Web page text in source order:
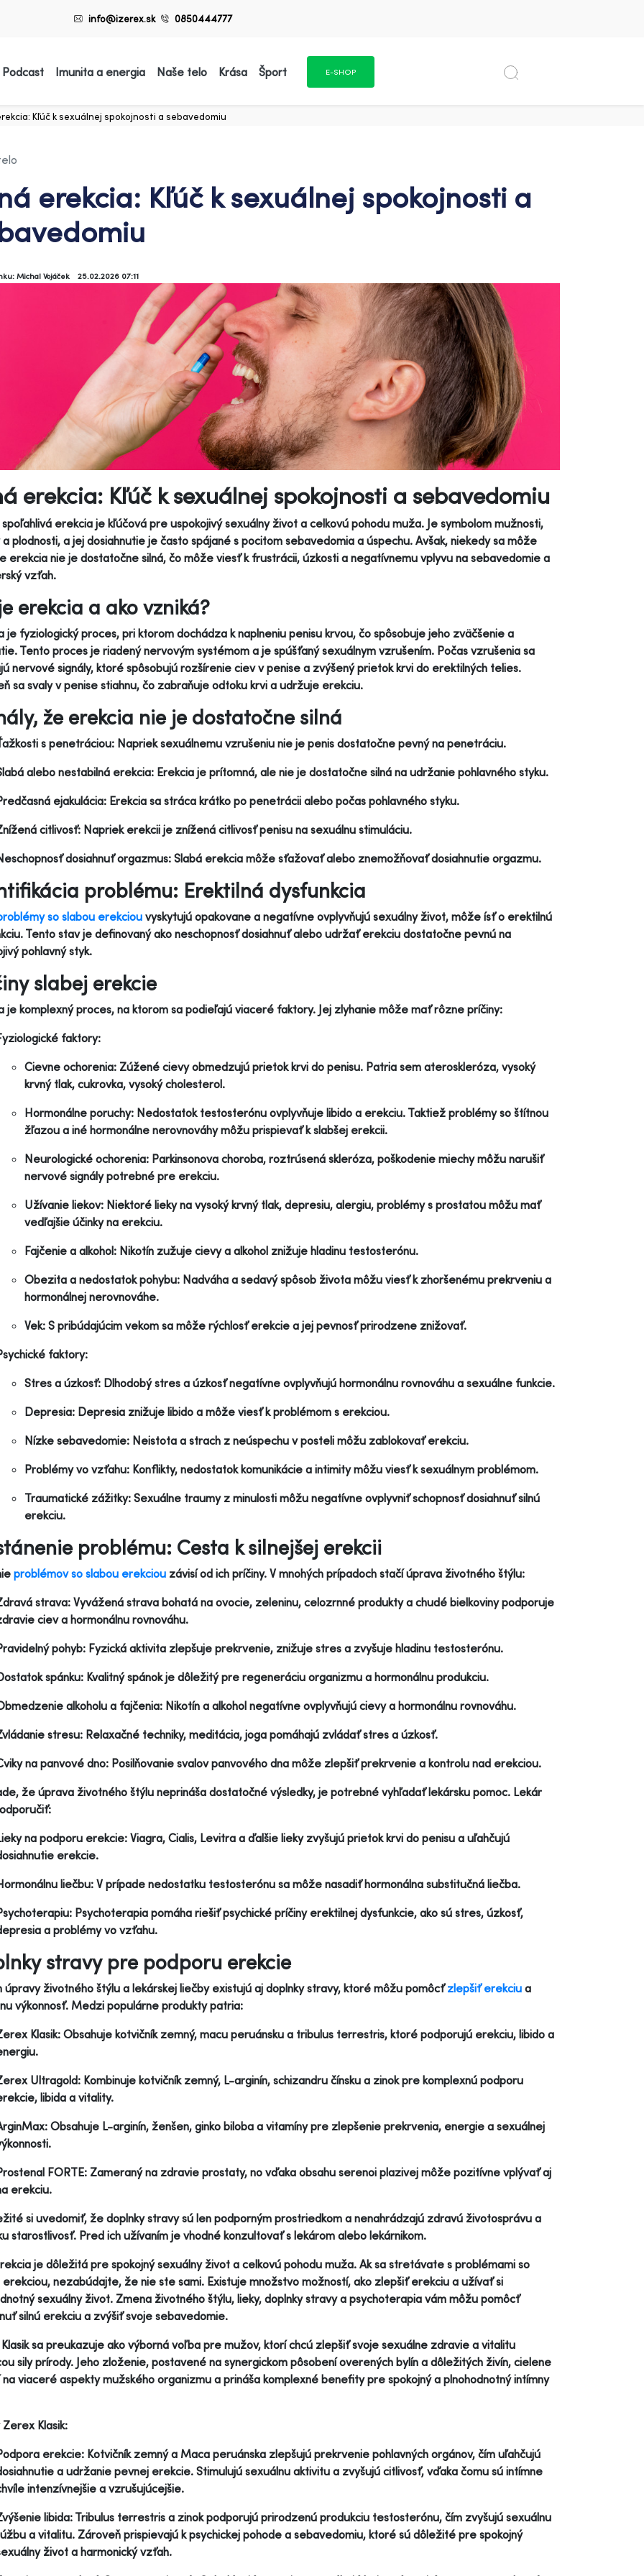
info@izerex.sk 0850444777
Imunita a energia Naše telo Krása Šport E-SHOP
Kľúč k sexuálnej spokojnosti a sebavedomiu
erekcia: Kľúč k sexuálnej spokojnosti a
Michal Vojáček 25.02.2026 07:11
erekcia: Kľúč k sexuálnej spokojnosti a sebavedomiu
spoľahlivá erekcia je kľúčová pre uspokojivý sexuálny život a celkovú pohodu muža. Je symbolom mužnosti,
plodnosti, a jej dosiahnutie je často spájané s pocitom sebavedomia a úspechu. Avšak, niekedy sa môže
erekcia nie je dostatočne silná, čo môže viesť k frustrácii, úzkosti a negatívnemu vplyvu na sebavedomie a
vzťah.
erekcia a ako vzniká?
je fyziologický proces, pri ktorom dochádza k naplneniu penisu krvou, čo spôsobuje jeho zväčšenie a
Tento proces je riadený nervovým systémom a je spúšťaný sexuálnym vzrušením. Počas vzrušenia sa
nervové signály, ktoré spôsobujú rozšírenie ciev v penise a zvýšený prietok krvi do erektilných telies.
sa svaly v penise stiahnu, čo zabraňuje odtoku krvi a udržuje erekciu.
že erekcia nie je dostatočne silná
s penetráciou: Napriek sexuálnemu vzrušeniu nie je penis dostatočne pevný na penetráciu.
alebo nestabilná erekcia: Erekcia je prítomná, ale nie je dostatočne silná na udržanie pohlavného styku.
ejakulácia: Erekcia sa stráca krátko po penetrácii alebo počas pohlavného styku.
citlivosť: Napriek erekcii je znížená citlivosť penisu na sexuálnu stimuláciu.
dosiahnuť orgazmus: Slabá erekcia môže sťažovať alebo znemožňovať dosiahnutie orgazmu.
problému: Erektilná dysfunkcia
so slabou erekciou vyskytujú opakovane a negatívne ovplyvňujú sexuálny život, môže ísť o erektilnú
Tento stav je definovaný ako neschopnosť dosiahnuť alebo udržať erekciu dostatočne pevnú na
pohlavný styk.
slabej erekcie
je komplexný proces, na ktorom sa podieľajú viaceré faktory. Jej zlyhanie môže mať rôzne príčiny:
faktory:
Cievne ochorenia: Zúžené cievy obmedzujú prietok krvi do penisu. Patria sem ateroskleróza, vysoký
krvný tlak, cukrovka, vysoký cholesterol.
Hormonálne poruchy: Nedostatok testosterónu ovplyvňuje libido a erekciu. Taktiež problémy so štítnou
žľazou a iné hormonálne nerovnováhy môžu prispievať k slabšej erekcii.
Neurologické ochorenia: Parkinsonova choroba, roztrúsená skleróza, poškodenie miechy môžu narušiť
nervové signály potrebné pre erekciu.
Užívanie liekov: Niektoré lieky na vysoký krvný tlak, depresiu, alergiu, problémy s prostatou môžu mať
vedľajšie účinky na erekciu.
Fajčenie a alkohol: Nikotín zužuje cievy a alkohol znižuje hladinu testosterónu.
Obezita a nedostatok pohybu: Nadváha a sedavý spôsob života môžu viesť k zhoršenému prekrveniu a
hormonálnej nerovnováhe.
Vek: S pribúdajúcim vekom sa môže rýchlosť erekcie a jej pevnosť prirodzene znižovať.
faktory:
Stres a úzkosť: Dlhodobý stres a úzkosť negatívne ovplyvňujú hormonálnu rovnováhu a sexuálne funkcie.
Depresia: Depresia znižuje libido a môže viesť k problémom s erekciou.
Nízke sebavedomie: Neistota a strach z neúspechu v posteli môžu zablokovať erekciu.
Problémy vo vzťahu: Konflikty, nedostatok komunikácie a intimity môžu viesť k sexuálnym problémom.
Traumatické zážitky: Sexuálne traumy z minulosti môžu negatívne ovplyvniť schopnosť dosiahnuť silnú
erekciu.
problému: Cesta k silnejšej erekcii
problémov so slabou erekciou závisí od ich príčiny. V mnohých prípadoch stačí úprava životného štýlu:
strava: Vyvážená strava bohatá na ovocie, zeleninu, celozrnné produkty a chudé bielkoviny podporuje
ciev a hormonálnu rovnováhu.
pohyb: Fyzická aktivita zlepšuje prekrvenie, znižuje stres a zvyšuje hladinu testosterónu.
spánku: Kvalitný spánok je dôležitý pre regeneráciu organizmu a hormonálnu produkciu.
alkoholu a fajčenia: Nikotín a alkohol negatívne ovplyvňujú cievy a hormonálnu rovnováhu.
stresu: Relaxačné techniky, meditácia, joga pomáhajú zvládať stres a úzkosť.
na panvové dno: Posilňovanie svalov panvového dna môže zlepšiť prekrvenie a kontrolu nad erekciou.
že úprava životného štýlu neprináša dostatočné výsledky, je potrebné vyhľadať lekársku pomoc. Lekár
na podporu erekcie: Viagra, Cialis, Levitra a ďalšie lieky zvyšujú prietok krvi do penisu a uľahčujú
erekcie.
liečbu: V prípade nedostatku testosterónu sa môže nasadiť hormonálna substitučná liečba.
Psychoterapia pomáha riešiť psychické príčiny erektilnej dysfunkcie, ako sú stres, úzkosť,
a problémy vo vzťahu.
stravy pre podporu erekcie
úpravy životného štýlu a lekárskej liečby existujú aj doplnky stravy, ktoré môžu pomôcťzlepšiť erekciu a
výkonnosť. Medzi populárne produkty patria:
Klasik: Obsahuje kotvičník zemný, macu peruánsku a tribulus terrestris, ktoré podporujú erekciu, libido a
Ultragold: Kombinuje kotvičník zemný, L-arginín, schizandru čínsku a zinok pre komplexnú podporu
libida a vitality.
Obsahuje L-arginín, ženšen, ginko biloba a vitamíny pre zlepšenie prekrvenia, energie a sexuálnej
FORTE: Zameraný na zdravie prostaty, no vďaka obsahu serenoi plazivej môže pozitívne vplývať aj
erekciu.
si uvedomiť, že doplnky stravy sú len podporným prostriedkom a nenahrádzajú zdravú životosprávu a
starostlivosť. Pred ich užívaním je vhodné konzultovať s lekárom alebo lekárnikom.
je dôležitá pre spokojný sexuálny život a celkovú pohodu muža. Ak sa stretávate s problémami so
erekciou, nezabúdajte, že nie ste sami. Existuje množstvo možností, ako zlepšiť erekciu a užívať si
sexuálny život. Zmena životného štýlu, lieky, doplnky stravy a psychoterapia vám môžu pomôcť
silnú erekciu a zvýšiť svoje sebavedomie.
sa preukazuje ako výborná voľba pre mužov, ktorí chcú zlepšiť svoje sexuálne zdravie a vitalitu
sily prírody. Jeho zloženie, postavené na synergickom pôsobení overených bylín a dôležitých živín, cielene
na viaceré aspekty mužského organizmu a prináša komplexné benefity pre spokojný a plnohodnotný intímny
Zerex Klasik:
erekcie: Kotvičník zemný a Maca peruánska zlepšujú prekrvenie pohlavných orgánov, čím uľahčujú
a udržanie pevnej erekcie. Stimulujú sexuálnu aktivitu a zvyšujú citlivosť, vďaka čomu sú intímne
intenzívnejšie a vzrušujúcejšie.
libida: Tribulus terrestris a zinok podporujú prirodzenú produkciu testosterónu, čím zvyšujú sexuálnu
a vitalitu. Zároveň prispievajú k psychickej pohode a sebavedomiu, ktoré sú dôležité pre spokojný
život a harmonický vzťah.